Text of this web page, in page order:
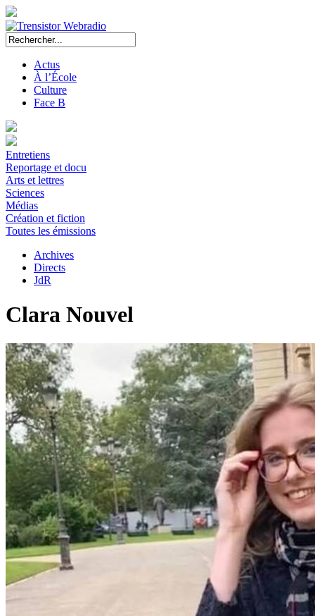
Actus
À l’École
Culture
Face B
Entretiens
Reportage et docu
Arts et lettres
Sciences
Médias
Création et fiction
Toutes les émissions
Archives
Directs
JdR
Clara Nouvel